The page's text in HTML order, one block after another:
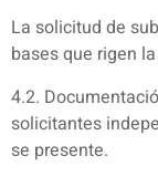
La solicitud de
bases que rigen
4.2.
solicitantes
se presente.